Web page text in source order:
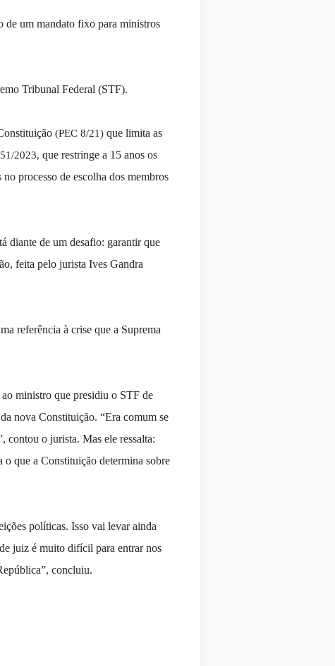
de um mandato fixo para ministros
Tribunal Federal (STF).
(PEC 8/21) que limita as
2023, que restringe a 15 anos os
processo de escolha dos membros
diante de um desafio: garantir que
feita pelo jurista Ives Gandra
referência à crise que a Suprema
ministro que presidiu o STF de
nova Constituição. “Era comum se
contou o jurista. Mas ele ressalta:
o que a Constituição determina sobre
políticas. Isso vai levar ainda
juiz é muito difícil para entrar nos
concluiu.